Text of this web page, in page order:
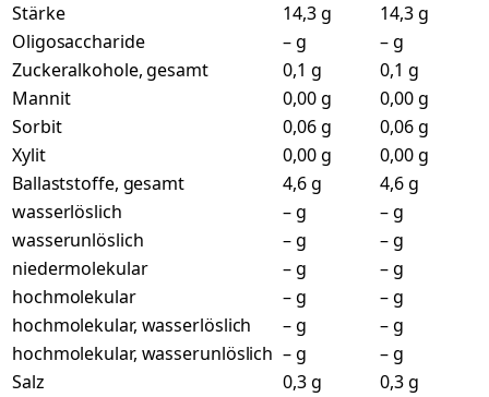
Stärke
14,3 g
14,3 g
Oligosaccharide
– g
– g
Zuckeralkohole, gesamt
0,1 g
0,1 g
Mannit
0,00 g
0,00 g
Sorbit
0,06 g
0,06 g
Xylit
0,00 g
0,00 g
Ballaststoffe, gesamt
4,6 g
4,6 g
wasserlöslich
– g
– g
wasserunlöslich
– g
– g
niedermolekular
– g
– g
hochmolekular
– g
– g
hochmolekular, wasserlöslich
– g
– g
hochmolekular, wasserunlöslich – g
– g
Salz
0,3 g
0,3 g